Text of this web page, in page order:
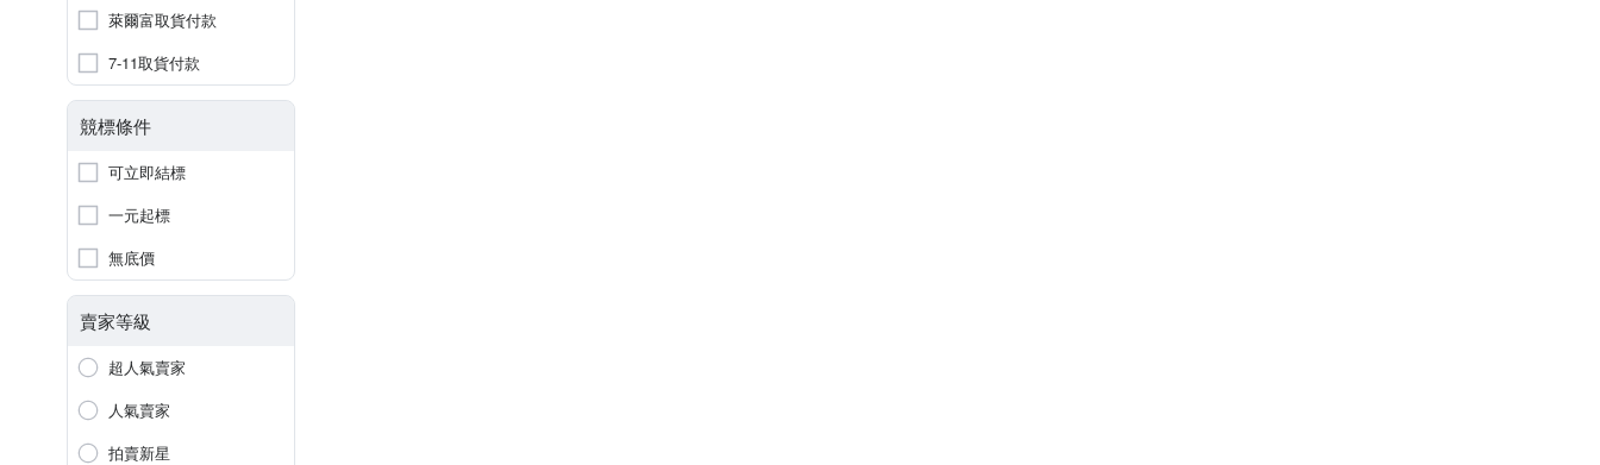
萊爾富取貨付款
7-11取貨付款
競標條件
可立即結標
一元起標
無底價
賣家等級
超人氣賣家
人氣賣家
拍賣新星